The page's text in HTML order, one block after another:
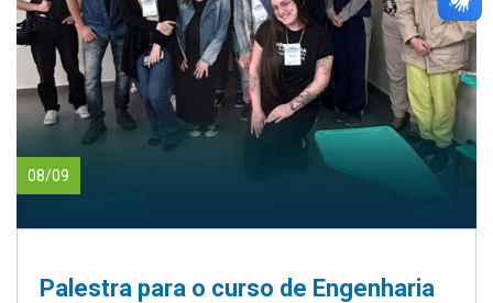
08/09
Palestra para o curso de Engenharia